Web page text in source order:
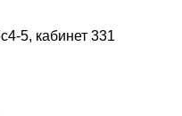
5, кабинет 331